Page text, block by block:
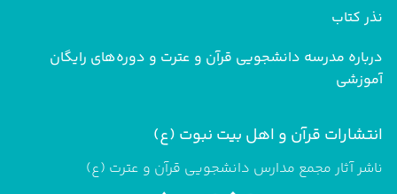
نذر کتاب
درباره مدرسه دانشجویی قرآن و عترت و دوره‌های رایگان
آموزشی
انتشارات قرآن و اهل بیت نبوت (ع)
ناشر آثار مجمع مدارس دانشجویی قرآن و عترت (ع)